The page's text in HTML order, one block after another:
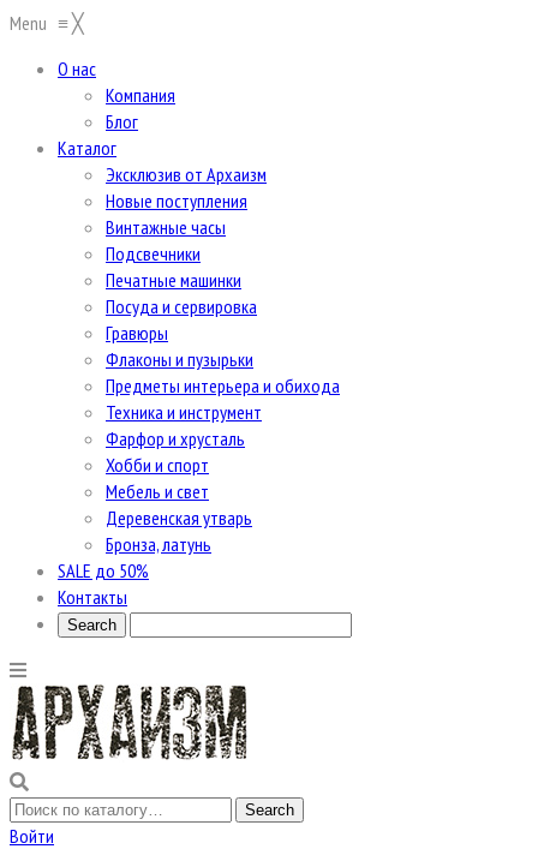
Menu ≡╳
О нас
Компания
Блог
Каталог
Эксклюзив от Архаизм
Новые поступления
Винтажные часы
Подсвечники
Печатные машинки
Посуда и сервировка
Гравюры
Флаконы и пузырьки
Предметы интерьера и обихода
Техника и инструмент
Фарфор и хрусталь
Хобби и спорт
Мебель и свет
Деревенская утварь
Бронза, латунь
SALE до 50%
Контакты
Войти